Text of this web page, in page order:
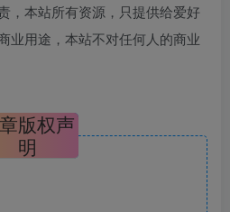
，本站所有资源，只提供给爱好
业用途，本站不对任何人的商业
版权声
明